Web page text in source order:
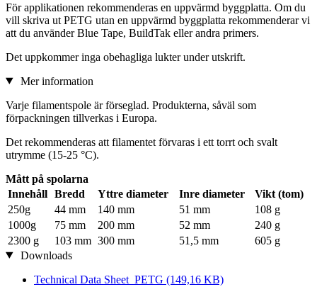
För applikationen rekommenderas en uppvärmd byggplatta. Om du
vill skriva ut PETG utan en uppvärmd byggplatta rekommenderar vi
att du använder Blue Tape, BuildTak eller andra primers.
Det uppkommer inga obehagliga lukter under utskrift.
Mer information
Varje filamentspole är förseglad. Produkterna, såväl som
förpackningen tillverkas i Europa.
Det rekommenderas att filamentet förvaras i ett torrt och svalt
utrymme (15-25 °C).
Mått på spolarna
Innehåll Bredd Yttre diameter Inre diameter
Vikt (tom)
250g
44 mm 140 mm 51 mm
108 g
1000g
75 mm 200 mm 52 mm
240 g
2300 g
103 mm 300 mm 51,5 mm
605 g
Downloads
Technical Data Sheet_PETG (149,16 KB)